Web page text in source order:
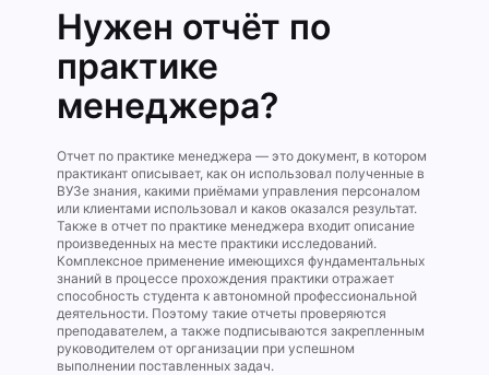
Нужен отчёт по
практике
менеджера?
Отчет по практике менеджера — это документ, в котором
практикант описывает, как он использовал полученные в
ВУЗе знания, какими приёмами управления персоналом
или клиентами использовал и каков оказался результат.
Также в отчет по практике менеджера входит описание
произведенных на месте практики исследований.
Комплексное применение имеющихся фундаментальных
знаний в процессе прохождения практики отражает
способность студента к автономной профессиональной
деятельности. Поэтому такие отчеты проверяются
преподавателем, а также подписываются закрепленным
руководителем от организации при успешном
выполнении поставленных задач.